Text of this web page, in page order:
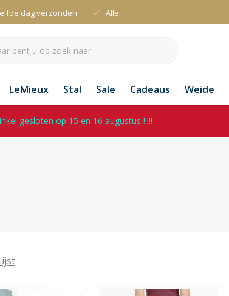
dag verzonden Alles uit voorraad leverbaar
LeMieux Stal Sale Cadeaus Weide
gesloten op 15 en 16 augustus !!!!!